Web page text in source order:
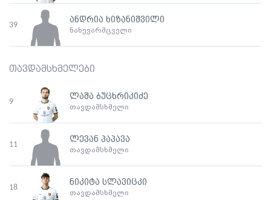
39
ანდრია ხიზანიშვილი
ნახევარმცველი
თავდამსხმელები
9
ლაშა ბუცხრიკიძე
თავდამსხმელი
11
ლევან პაპავა
თავდამსხმელი
18
ნიკიტა სლავიცკი
თავდამსხმელი